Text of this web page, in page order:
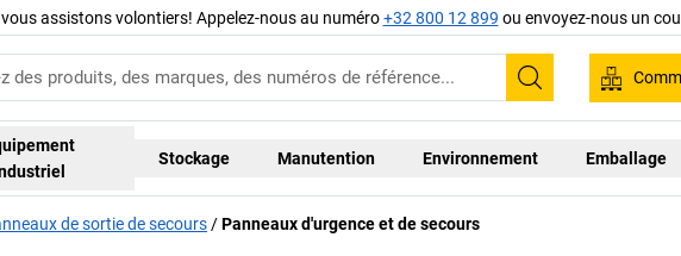
assistons volontiers! Appelez-nous au numéro+32 800 12 899 ou envoyez-nous un
Recherche
Stockage Manutention Environnement Emballage
de sortie de secours Panneaux d'urgence et de secours